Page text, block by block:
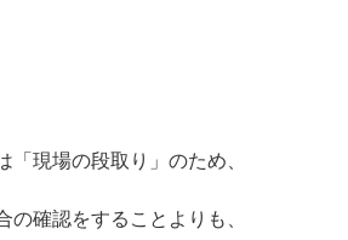
「現場の段取り」のため、
の確認をすることよりも、